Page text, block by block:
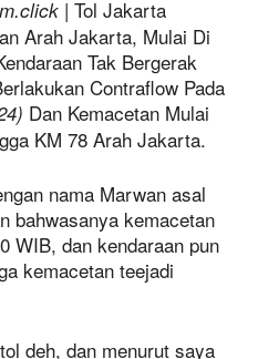
| Tol Jakarta
Arah Jakarta, Mulai Di
Tak Bergerak
Contraflow Pada
Dan Kemacetan Mulai
KM 78 Arah Jakarta.
nama Marwan asal
bahwasanya kemacetan
WIB, dan kendaraan pun
kemacetan teejadi
deh, dan menurut saya